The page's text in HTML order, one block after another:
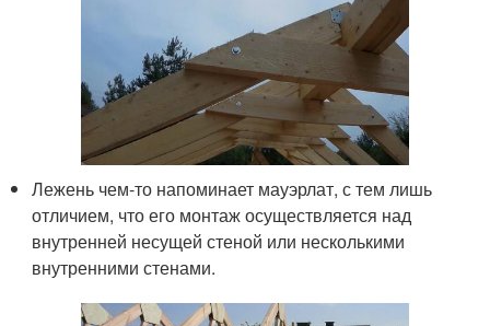
Лежень чем-то напоминает мауэрлат, с тем лишь
отличием, что его монтаж осуществляется над
внутренней несущей стеной или несколькими
внутренними стенами.